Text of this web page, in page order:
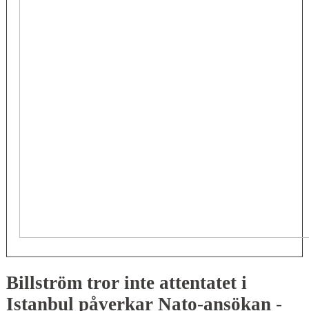
Billström tror inte attentatet i
Istanbul påverkar Nato-ansökan -